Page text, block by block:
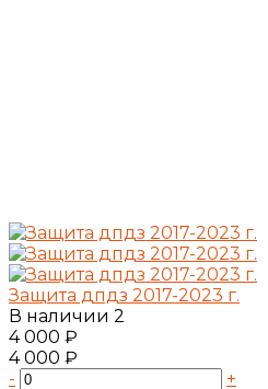
Защита дпдз 2017-2023 г.
В наличии 2
4 000 ₽
4 000 ₽
-
+